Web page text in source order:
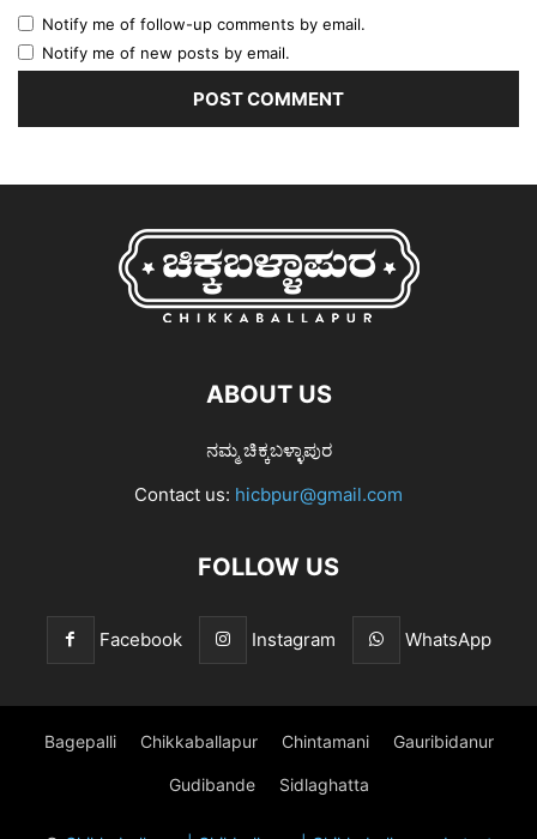
Notify me of follow-up comments by email.
Notify me of new posts by email.
ABOUT US
ನಮ್ಮ ಚಿಕ್ಕಬಳ್ಳಾಪುರ
Contact us: hicbpur@gmail.com
FOLLOW US
Facebook Instagram WhatsApp
Bagepalli Chikkaballapur Chintamani Gauribidanur
Gudibande Sidlaghatta